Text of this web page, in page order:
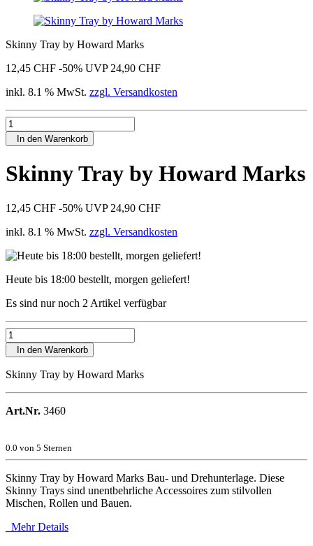
Skinny Tray by Howard Marks
12,45 CHF -50% UVP 24,90 CHF
inkl. 8.1 % MwSt. zzgl. Versandkosten
In den Warenkorb
Skinny Tray by Howard Marks
12,45 CHF -50% UVP 24,90 CHF
inkl. 8.1 % MwSt. zzgl. Versandkosten
Heute bis 18:00 bestellt, morgen geliefert!
Es sind nur noch 2 Artikel verfügbar
In den Warenkorb
Skinny Tray by Howard Marks
Art.Nr. 3460
0.0 von 5 Sternen
Skinny Tray by Howard Marks Bau- und Drehunterlage. Diese
Skinny Trays sind unentbehrliche Accessoires zum stilvollen
Mischen, Rollen und Bauen.
Mehr Details